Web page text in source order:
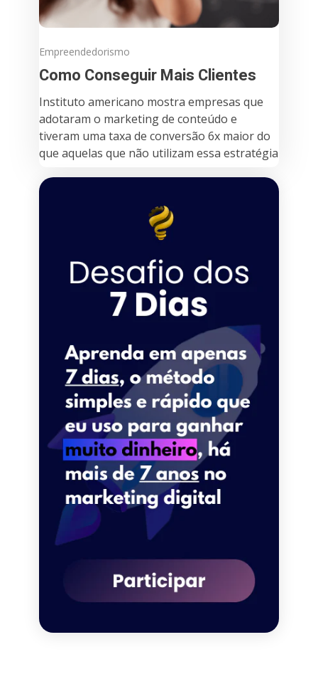
Empreendedorismo
Como Conseguir Mais Clientes
Instituto americano mostra empresas que
adotaram o marketing de conteúdo e
tiveram uma taxa de conversão 6x maior do
que aquelas que não utilizam essa estratégia